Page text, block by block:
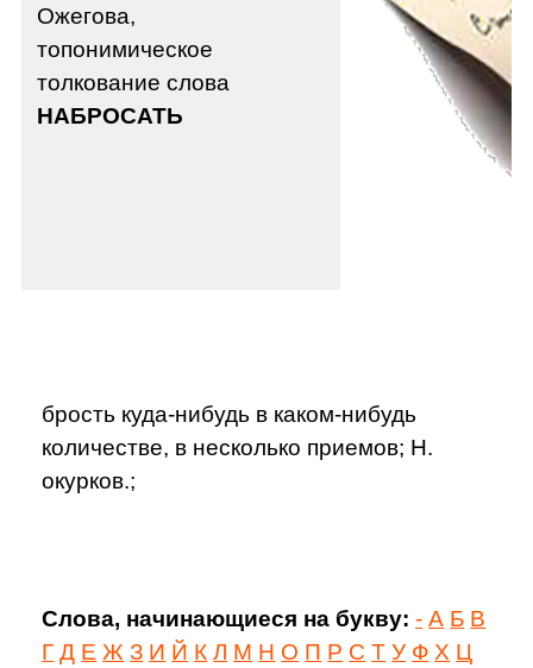
Ожегова,
топонимическое
толкование слова
НАБРОСАТЬ
брость куда-нибудь в каком-нибудь
количестве, в несколько приемов; Н.
окурков.;
Слова, начинающиеся на букву: - А Б В
Г Д Е Ж З И Й К Л М Н О П Р С Т У Ф Х Ц